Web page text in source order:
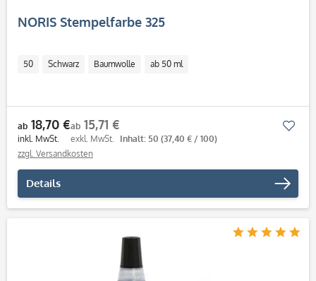
NORIS Stempelfarbe 325
50 Schwarz Baumwolle ab 50 ml
ab 18,70 €
inkl. MwSt.
ab 15,71 €
exkl. MwSt. Inhalt: 50 (37,40 € / 100)
zzgl. Versandkosten
Details